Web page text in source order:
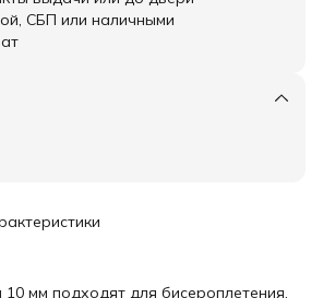
СБП или наличными
мм подходят для бисероплетения,